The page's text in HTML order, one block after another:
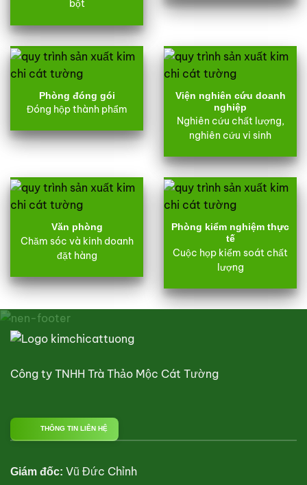
bột
Phòng đóng gói
Đóng hộp thành phẩm
Viện nghiên cứu doanh
nghiệp
Nghiên cứu chất lượng,
nghiên cứu vi sinh
Văn phòng
Chăm sóc và kinh doanh
đặt hàng
Phòng kiểm nghiệm thực
tế
Cuộc họp kiểm soát chất
lượng
Công ty TNHH Trà Thảo Mộc Cát Tường
THÔNG TIN LIÊN HỆ
Giám đốc: Vũ Đức Chỉnh